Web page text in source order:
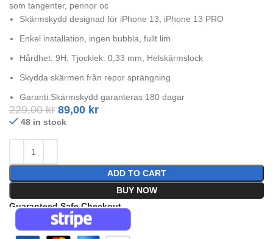
som tangenter, pennor oc
Skärmskydd designad för iPhone 13, iPhone 13 PRO
Enkel installation, ingen bubbla, fullt lim
Hårdhet: 9H, Tjocklek: 0,33 mm, Helskärmslock
Skydda skärmen från repor sprängning
Garanti:Skärmskydd garanteras 180 dagar
229,00kr 89,00 kr
48 in stock
ADD TO CART
BUY NOW
Guaranteed Safe Checkout